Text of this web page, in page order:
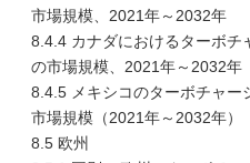
市場規模、2021年～2032年
8.4.4 カナダにおけるターボチ
の市場規模、2021年～2032年
8.4.5 メキシコのターボチャー
市場規模（2021年～2032年）
8.5 欧州